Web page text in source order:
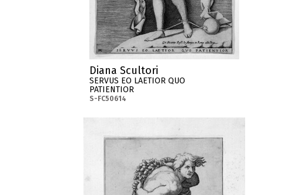
Diana Scultori
SERVUS EO LAETIOR QUO
PATIENTIOR
S-FC50614